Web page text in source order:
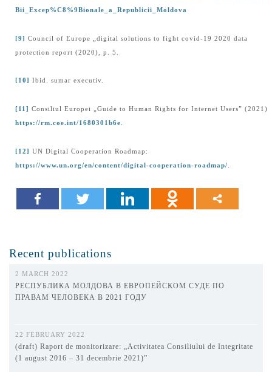
Bii_Excep%C8%9Bionale_a_Republicii_Moldova
[9] Council of Europe „digital solutions to fight covid-19 2020 data
protection report (2020), p. 5.
[10] Ibid. sumar executiv.
[11] Consiliul Europei „Guide to Human Rights for Internet Users” (2021)
https://rm.coe.int/1680301b6e
[12] UN Digital Cooperation Roadmap:
https://www.un.org/en/content/digital-cooperation-roadmap/
Recent publications
2 MARCH 2022
РЕСПУБЛИКА МОЛДОВА В ЕВРОПЕЙСКОМ СУДЕ ПО
ПРАВАМ ЧЕЛОВЕКА В 2021 ГОДУ
22 FEBRUARY 2022
(draft) Raport de monitorizare: „Activitatea Consiliului de Integritate
(1 august 2016 – 31 decembrie 2021)”